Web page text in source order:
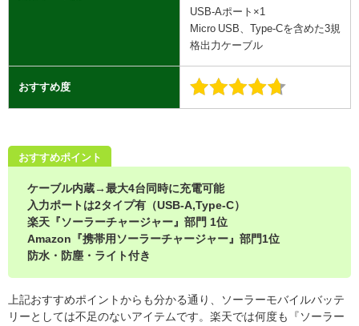
USB-Aポート×1
Micro USB、Type-Cを含めた3規
格出力ケーブル
おすすめ度
おすすめポイント
ケーブル内蔵→最大4台同時に充電可能
入力ポートは2タイプ有（USB-A,Type-C）
楽天『ソーラーチャージャー』部門 1位
Amazon『携帯用ソーラーチャージャー』部門1位
防水・防塵・ライト付き
上記おすすめポイントからも分かる通り、ソーラーモバイルバッテ
リーとしては不足のないアイテムです。楽天では何度も『ソーラー